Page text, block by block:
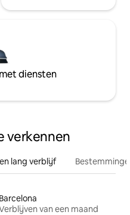
diensten
verkennen
lang verblijf
Barcelona
van een maand